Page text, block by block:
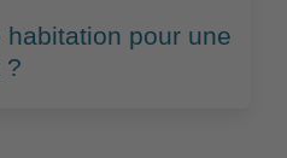
pour une
?